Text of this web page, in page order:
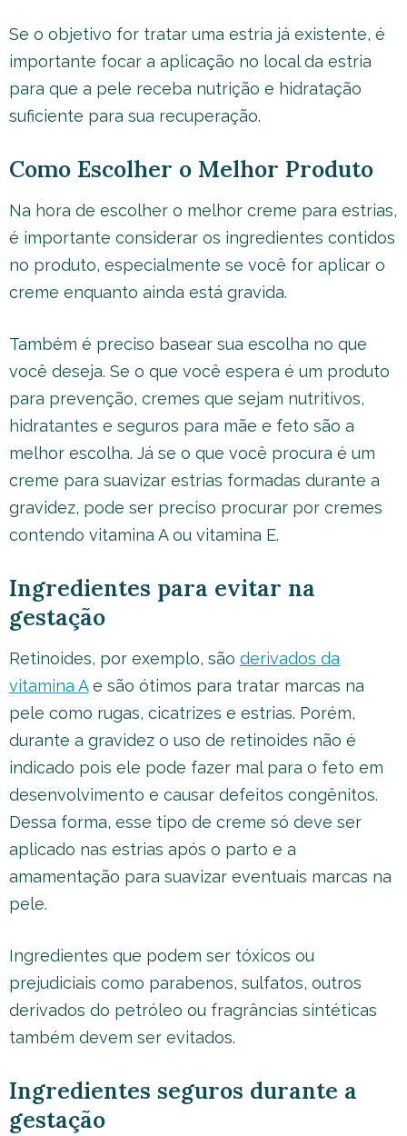
Se o objetivo for tratar uma estria já existente, é
importante focar a aplicação no local da estria
para que a pele receba nutrição e hidratação
suficiente para sua recuperação.
Como Escolher o Melhor Produto
Na hora de escolher o melhor creme para estrias,
é importante considerar os ingredientes contidos
no produto, especialmente se você for aplicar o
creme enquanto ainda está gravida.
Também é preciso basear sua escolha no que
você deseja. Se o que você espera é um produto
para prevenção, cremes que sejam nutritivos,
hidratantes e seguros para mãe e feto são a
melhor escolha. Já se o que você procura é um
creme para suavizar estrias formadas durante a
gravidez, pode ser preciso procurar por cremes
contendo vitamina A ou vitamina E.
Ingredientes para evitar na
gestação
Retinoides, por exemplo, são derivados da
vitamina Ae são ótimos para tratar marcas na
pele como rugas, cicatrizes e estrias. Porém,
durante a gravidez o uso de retinoides não é
indicado pois ele pode fazer mal para o feto em
desenvolvimento e causar defeitos congênitos.
Dessa forma, esse tipo de creme só deve ser
aplicado nas estrias após o parto e a
amamentação para suavizar eventuais marcas na
pele.
Ingredientes que podem ser tóxicos ou
prejudiciais como parabenos, sulfatos, outros
derivados do petróleo ou fragrâncias sintéticas
também devem ser evitados.
Ingredientes seguros durante a
gestação